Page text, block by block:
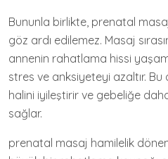
Bununla birlikte, prenatal
göz ardı edilemez. Masaj
annenin rahatlama hissi
stres ve anksiyeteyi azaltır. Bu
halini iyileştirir ve gebeliğe
sağlar.
prenatal masaj hamilelik